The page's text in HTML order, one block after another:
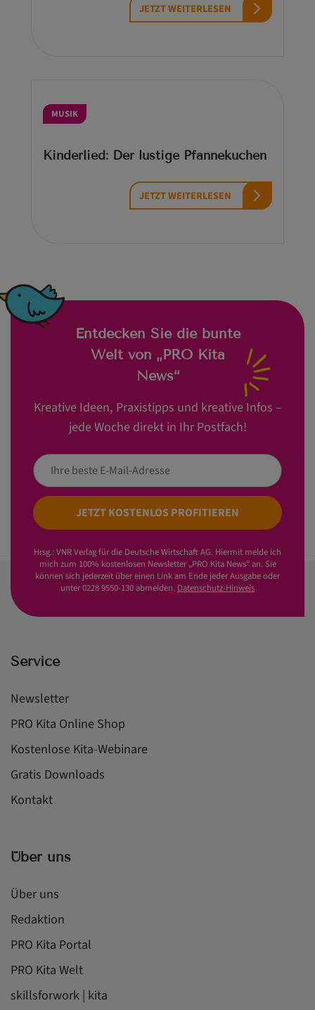
JETZT WEITERLESEN
MUSIK
Kinderlied: Der lustige Pfannekuchen
JETZT WEITERLESEN
Entdecken Sie die bunte
Welt von „PRO Kita
News“
Kreative Ideen, Praxistipps und kreative Infos –
jede Woche direkt in Ihr Postfach!
JETZT KOSTENLOS PROFITIEREN
Hrsg.: VNR Verlag für die Deutsche Wirtschaft AG. Hiermit melde ich
mich zum 100% kostenlosen Newsletter „PRO Kita News“ an. Sie
können sich jederzeit über einen Link am Ende jeder Ausgabe oder
unter 0228 9550-130 abmelden. Datenschutz-Hinweis
Service
Newsletter
PRO Kita Online Shop
Kostenlose Kita-Webinare
Gratis Downloads
Kontakt
Über uns
Über uns
Redaktion
PRO Kita Portal
PRO Kita Welt
skillsforwork | kita